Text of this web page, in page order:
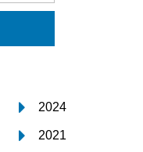
2024
2021